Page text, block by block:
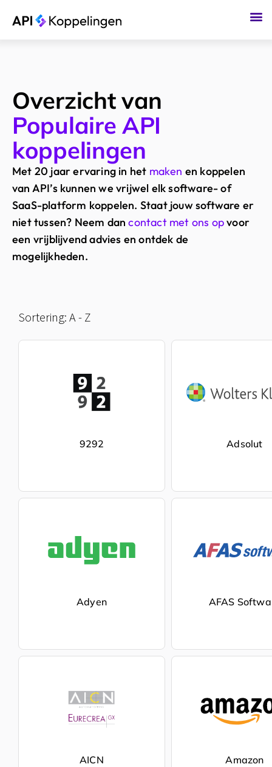
Overzicht van
Populaire API
koppelingen
Met 20 jaar ervaring in het maken en koppelen
van API’s kunnen we vrijwel elk software- of
SaaS-platform koppelen. Staat jouw software er
niet tussen? Neem dancontact met ons opvoor
een vrijblijvend advies en ontdek de
mogelijkheden.
Sortering: A - Z
9292 Adsolut
Adyen AFAS
AICN Amazon